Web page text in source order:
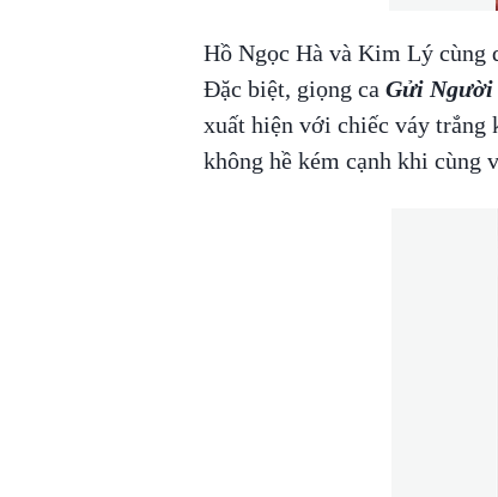
Hồ Ngọc Hà và Kim Lý cùng
Đặc biệt, giọng ca Gửi Người
xuất hiện với chiếc váy trắng
không hề kém cạnh khi cùng